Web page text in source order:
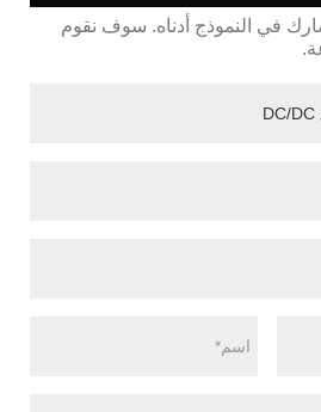
في النموذج أدناه. سوف نقوم